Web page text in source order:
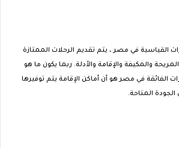
القياسية في مصر ، يتم تقديم الرحلات الممتازة
والمكيفة والإقامة والأدلة. ربما يكون ما هو
الفائقة في مصر هو أن أماكن الإقامة يتم توفيرها
المتاحة.